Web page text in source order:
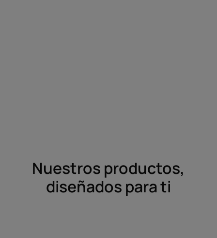
Nuestros productos,
diseñados para ti